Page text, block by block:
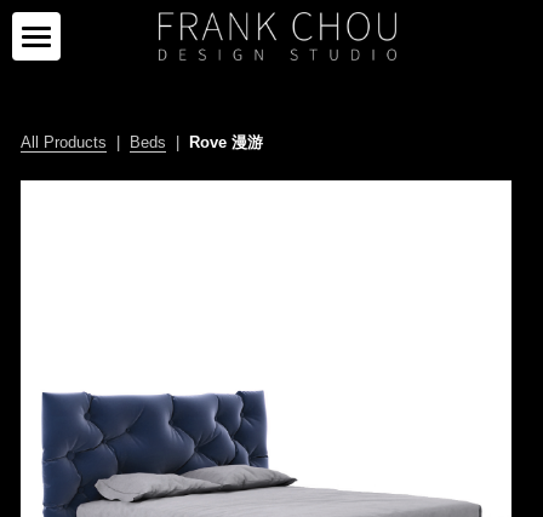
PARTNERS
OTHERS
IMAGE GALLERY
SALE
PRESS CLIPPING
ABOUT
CAREER
中文
All Products Beds Rove 漫游